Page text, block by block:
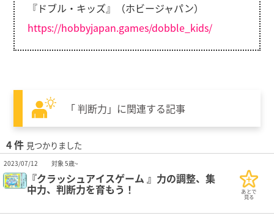
『ドブル・キッズ』（ホビージャパン）
https://hobbyjapan.games/dobble_kids/
「 判断力」に関連する記事
4 件 見つかりました
2023/07/12 対象 5歳~
『クラッシュアイスゲーム 』力の調整、集
中力、判断力を育もう！ あとで
見る